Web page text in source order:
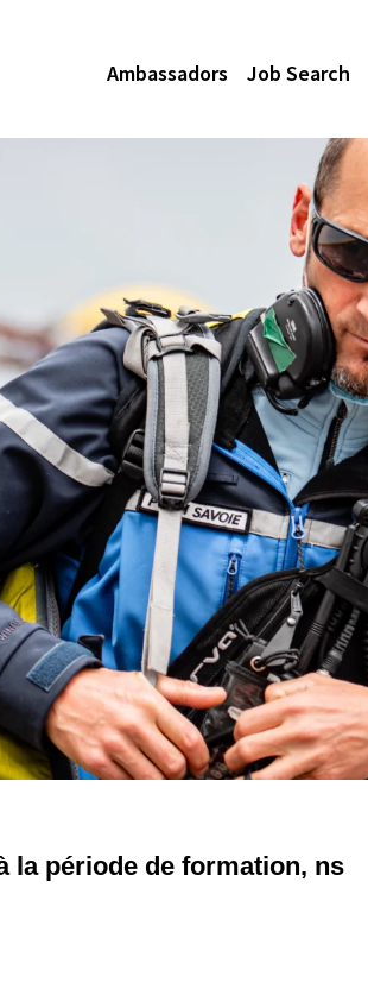
Ambassadors Job Search
la période de formation, ns